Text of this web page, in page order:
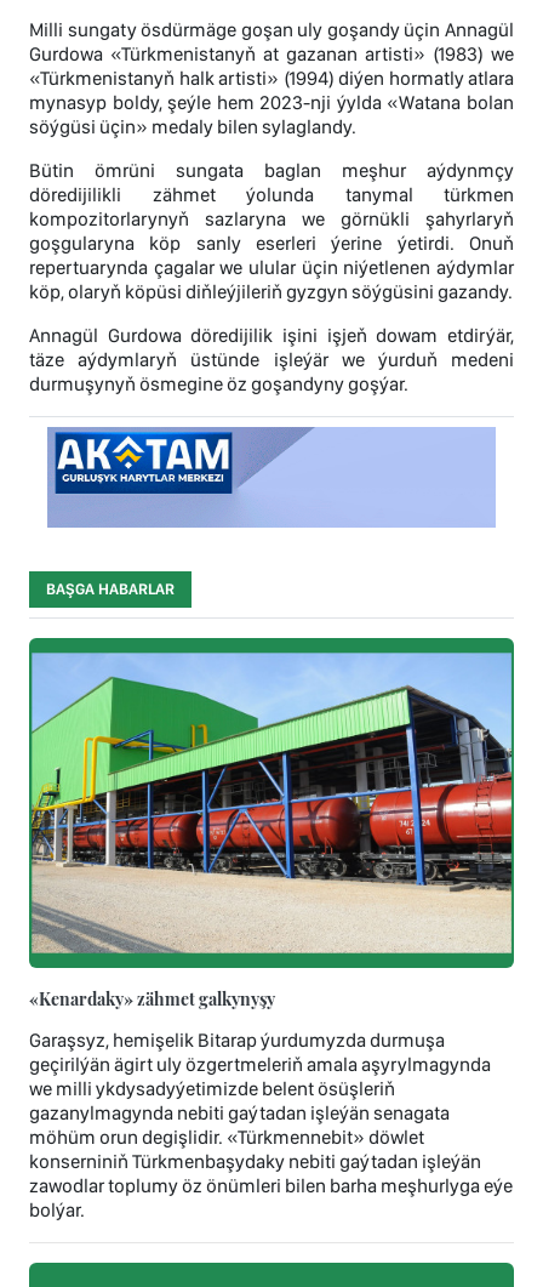
Milli sungaty ösdürmäge goşan uly goşandy üçin Annagül
Gurdowa «Türkmenistanyň at gazanan artisti» (1983) we
«Türkmenistanyň halk artisti» (1994) diýen hormatly atlara
mynasyp boldy, şeýle hem 2023-nji ýylda «Watana bolan
söýgüsi üçin» medaly bilen sylaglandy.
Bütin ömrüni sungata baglan meşhur aýdynmçy
döredijilikli zähmet ýolunda tanymal türkmen
kompozitorlarynyň sazlaryna we görnükli şahyrlaryň
goşgularyna köp sanly eserleri ýerine ýetirdi. Onuň
repertuarynda çagalar we ulular üçin niýetlenen aýdymlar
köp, olaryň köpüsi diňleýjileriň gyzgyn söýgüsini gazandy.
Annagül Gurdowa döredijilik işini işjeň dowam etdirýär,
täze aýdymlaryň üstünde işleýär we ýurduň medeni
durmuşynyň ösmegine öz goşandyny goşýar.
BAŞGA HABARLAR
«Kenardaky» zähmet galkynyşy
Garaşsyz, hemişelik Bitarap ýurdumyzda durmuşa
geçirilýän ägirt uly özgertmeleriň amala aşyrylmagynda
we milli ykdysadyýetimizde belent ösüşleriň
gazanylmagynda nebiti gaýtadan işleýän senagata
möhüm orun degişlidir. «Türkmennebit» döwlet
konserniniň Türkmenbaşydaky nebiti gaýtadan işleýän
zawodlar toplumy öz önümleri bilen barha meşhurlyga eýe
bolýar.